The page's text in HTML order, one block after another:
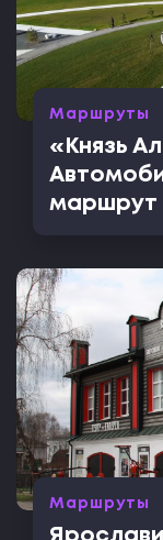
Маршруты
«Князь
маршрут
Маршруты